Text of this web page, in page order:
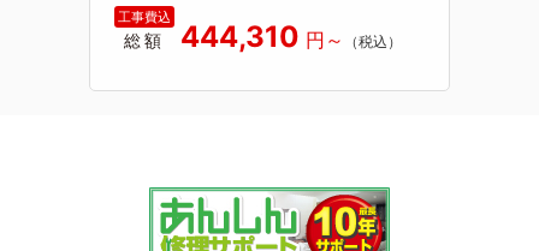
総額 444,310